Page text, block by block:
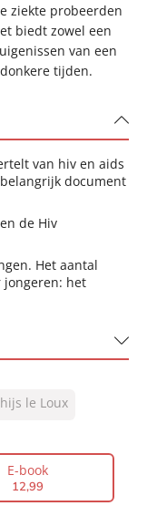
ziekte probeerden
biedt zowel een
van een
tijden.
van hiv en aids
document
de Hiv
Het aantal
jongeren: het
Matthijs le Loux
le Loux
E-book
12,99